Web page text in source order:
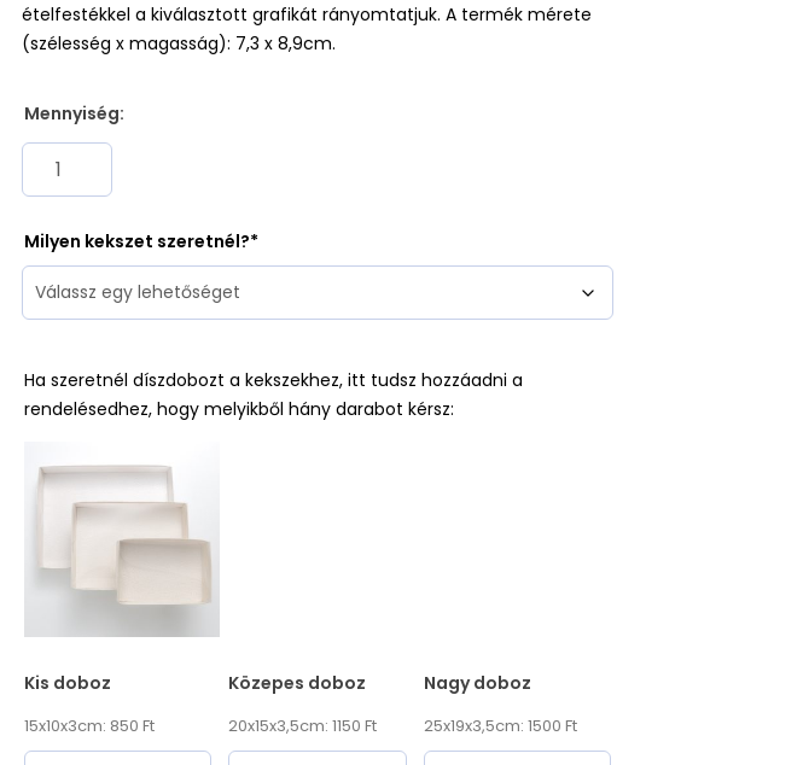
ételfestékkel a kiválasztott grafikát rányomtatjuk. A termék mérete
(szélesség x magasság): 7,3 x 8,9cm.
Mennyiség:
Milyen kekszet szeretnél?
Ha szeretnél díszdobozt a kekszekhez, itt tudsz hozzáadni a
rendelésedhez, hogy melyikből hány darabot kérsz:
Kis doboz
15x10x3cm: 850 Ft
Közepes doboz
20x15x3,5cm: 1150 Ft
Nagy doboz
25x19x3,5cm: 1500 Ft